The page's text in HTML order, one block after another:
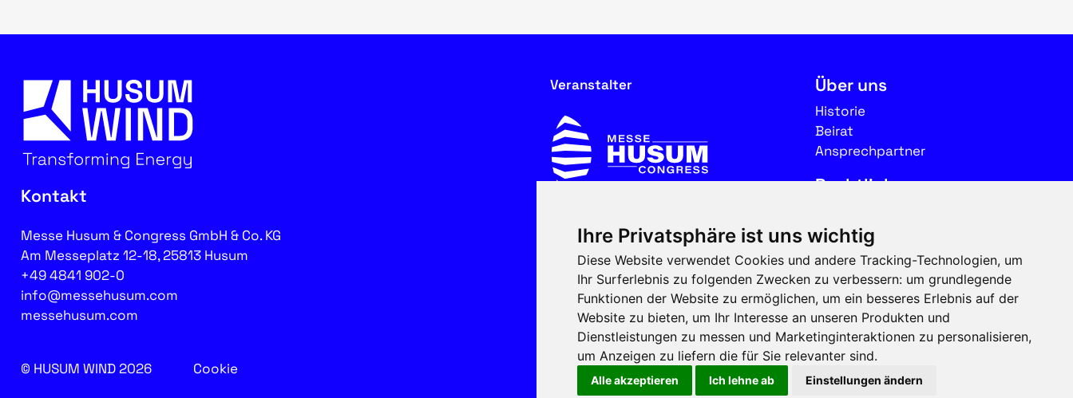
Ihre Privatsphäre ist uns wichtig
Diese Website verwendet Cookies und andere Tracking-Technologien, um
Ihr Surferlebnis zu folgenden Zwecken zu verbessern: um grundlegende
Funktionen der Website zu ermöglichen, um ein besseres Erlebnis auf der
Website zu bieten, um Ihr Interesse an unseren Produkten und
Dienstleistungen zu messen und Marketinginteraktionen zu personalisieren,
um Anzeigen zu liefern die für Sie relevanter sind.
Alle akzeptieren Ich lehne ab Einstellungen ändern
Kontakt
Messe Husum & Congress GmbH & Co. KG
Am Messeplatz 12-18, 25813 Husum
+49 4841 902-0
info@messehusum.com
messehusum.com
© HUSUM WIND 2026 Cookie
Veranstalter
In Kooperation mit
Über uns
Historie
Beirat
Ansprechpartner
Rechtliches
Impressum
Datenschutz
Nutzungsbedingungen
Folgen Sie uns auf Social
Media